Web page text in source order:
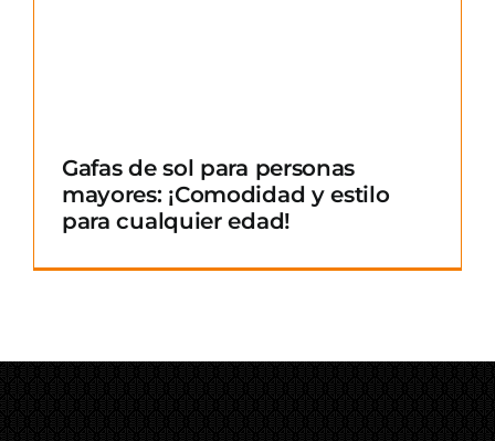
Gafas de sol para personas
mayores: ¡Comodidad y estilo
para cualquier edad!